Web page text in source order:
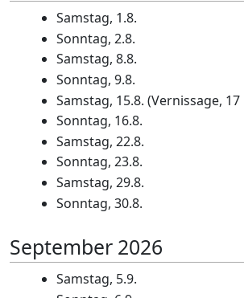
Samstag, 1.8.
Sonntag, 2.8.
Samstag, 8.8.
Sonntag, 9.8.
Samstag, 15.8. (Vernissage,
Sonntag, 16.8.
Samstag, 22.8.
Sonntag, 23.8.
Samstag, 29.8.
Sonntag, 30.8.
September 2026
Samstag, 5.9.